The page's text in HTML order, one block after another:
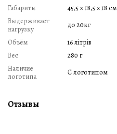
Габариты
45,5 х 18,5 х 18 см
Выдерживает
нагрузку
до 20кг
Объём
16 літрів
Вес
280 г
Наличие
логотипа
С логотипом
Отзывы